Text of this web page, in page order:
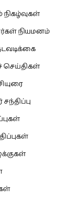
நிகழ்வுகள்
நியமனம்
செய்திகள்